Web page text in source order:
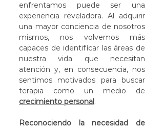
enfrentamos puede ser una
experiencia reveladora. Al adquirir
una mayor conciencia de nosotros
mismos, nos volvemos más
capaces de identificar las áreas de
nuestra vida que necesitan
atención y, en consecuencia, nos
sentimos motivados para buscar
crecimiento personal.
Reconociendo la necesidad de